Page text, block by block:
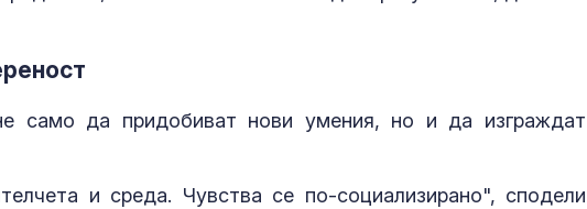
само да придобиват нови умения, но и да изграждат
и среда. Чувства се по-социализирано", сподели